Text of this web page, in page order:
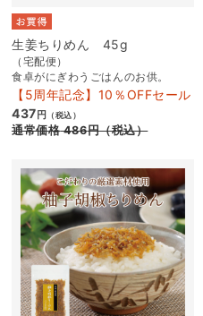
生姜ちりめん 45g
（宅配便）
食卓がにぎわうごはんのお供。
【5周年記念】10％OFFセール
437 円 （税込）
通常価格486円（税込）